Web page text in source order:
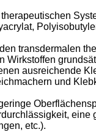
transdermalen
ausreichende
und
etc.).